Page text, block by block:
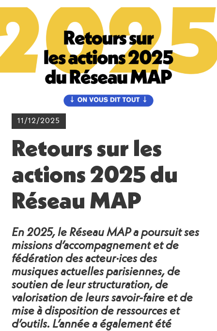
11/12/2025
Retours sur les
actions 2025 du
Réseau MAP
En 2025, le Réseau MAP a poursuit ses
missions d’accompagnement et de
fédération des acteur·ices des
musiques actuelles parisiennes, de
soutien de leur structuration, de
valorisation de leurs savoir-faire et de
mise à disposition de ressources et
d’outils. L’année a également été